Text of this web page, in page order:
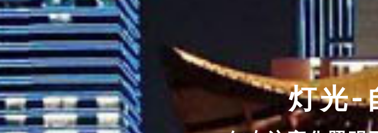
灯光-